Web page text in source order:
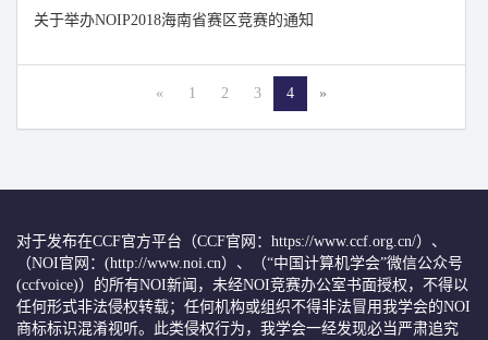
关于举办NOIP2018海南省赛区竞赛的通知
« 1 2 3 4 »
对于发布在CCF官方平台（CCF官网：https://www.ccf.org.cn/）、
（NOI官网：(http://www.noi.cn）、（“中国计算机学会”微信公众号
(ccfvoice)）的所有NOI新闻，未经NOI竞赛办公室书面授权，不得以
任何形式非法侵权转载；任何机构或组织不得非法冒用我学会的NOI
商标标识混淆视听。此类侵权行为，我学会一经发现必当严肃追究